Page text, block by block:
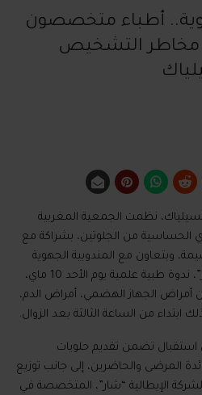
أطباء متخصصون
مخاطر التشخيص
نظمت الجمعية المغربية
الحساسية من الجلوتين، بشراكة مع
وبتعاون مع المندوبية الجهوية
للأوقاف والشركة الإيطالية “شار”، ندوة طبية علمية يوم الأحد 10 ماي،
الجهاز الهضمي، أمراض الدم،
من الساعة الثالثة بعد الزوال.
استقبال تضمن تقديم حلويات
المرضى والحاضرين، إلى جانب توزيع
الإيطالية “شار”، المتخصصة في